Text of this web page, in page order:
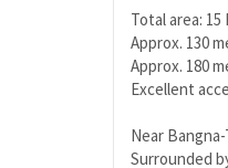
Total area: 15
Approx. 130
Approx. 180
Excellent
Near
Surrounded